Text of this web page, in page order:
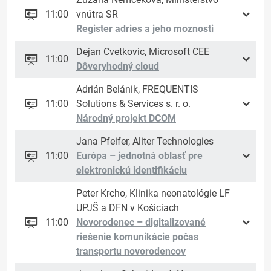
11:00
vnútra SR
Register adries a jeho moznosti
11:00
Dejan Cvetkovic, Microsoft CEE
Dôveryhodný cloud
11:00
Adrián Belánik, FREQUENTIS
Solutions & Services s. r. o.
Národný projekt DCOM
11:00
Jana Pfeifer, Aliter Technologies
Európa – jednotná oblasť pre
elektronickú identifikáciu
11:00
Peter Krcho, Klinika neonatológie LF
UPJŠ a DFN v Košiciach
Novorodenec – digitalizované
riešenie komunikácie počas
transportu novorodencov